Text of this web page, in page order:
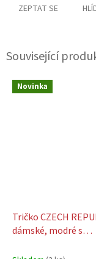
ZEPTAT SE
Související
Novinka
Tričko CZECH
dámské, modré s